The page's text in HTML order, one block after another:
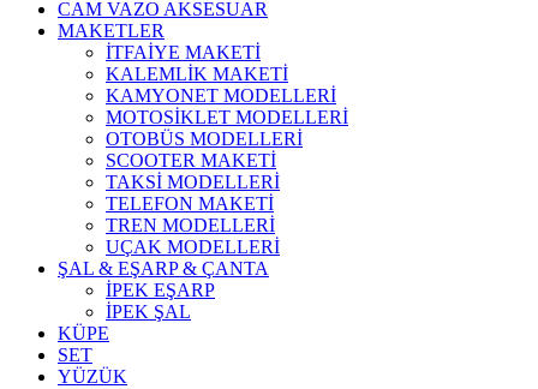
CAM VAZO AKSESUAR
MAKETLER
İTFAİYE MAKETİ
KALEMLİK MAKETİ
KAMYONET MODELLERİ
MOTOSİKLET MODELLERİ
OTOBÜS MODELLERİ
SCOOTER MAKETİ
TAKSİ MODELLERİ
TELEFON MAKETİ
TREN MODELLERİ
UÇAK MODELLERİ
ŞAL & EŞARP & ÇANTA
İPEK EŞARP
İPEK ŞAL
KÜPE
SET
YÜZÜK